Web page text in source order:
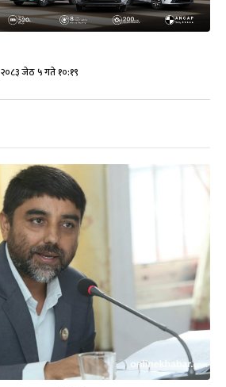
२०८३ जेठ ५ गते १०:१९